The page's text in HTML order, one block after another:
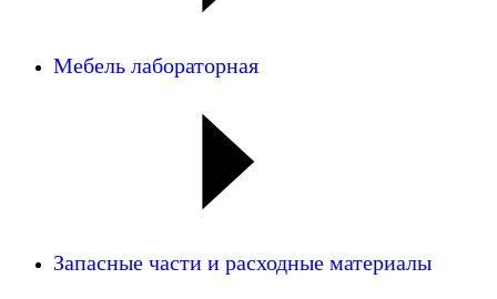
Мебель лабораторная
Запасные части и расходные материалы